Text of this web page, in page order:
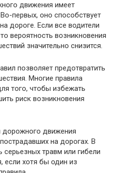
движения имеет
первых, оно способствует
дороге. Если все водители
вероятность возникновения
значительно снизится.
позволяет предотвратить
Многие правила
того, чтобы избежать
риск возникновения
дорожного движения
на дорогах. В
серьезных травм или гибели
если хотя бы один из